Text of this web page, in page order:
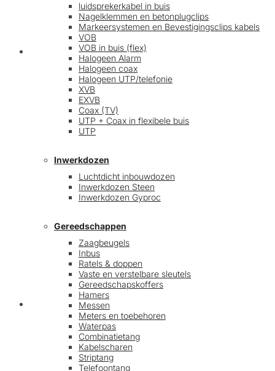
Mijn account
Afrekenen
luidsprekerkabel in buis
Nagelklemmen en betonplugclips
Markeersystemen en Bevestigingsclips kabels
VOB
VOB in buis (flex)
Halogeen Alarm
Halogeen coax
Halogeen UTP/telefonie
XVB
EXVB
Coax (TV)
UTP + Coax in flexibele buis
UTP
Inwerkdozen
Luchtdicht inbouwdozen
Inwerkdozen Steen
Inwerkdozen Gyproc
Gereedschappen
Zaagbeugels
Inbus
Ratels & doppen
Vaste en verstelbare sleutels
Gereedschapskoffers
Hamers
Messen
Meters en toebehoren
Waterpas
Combinatietang
Kabelscharen
Striptang
Telefoontang